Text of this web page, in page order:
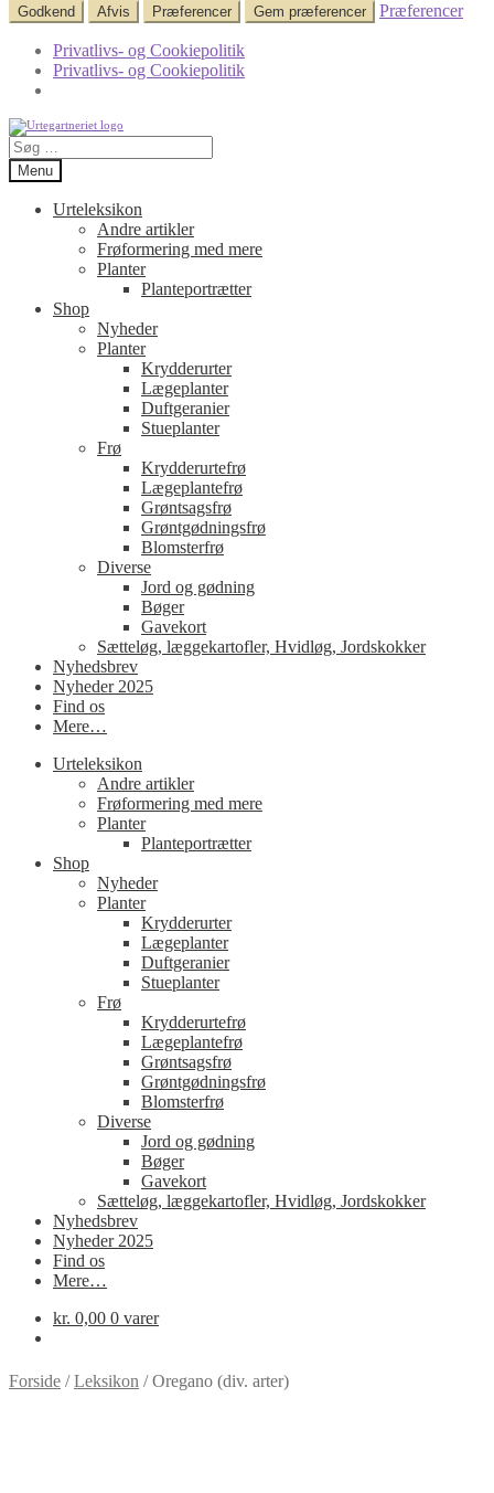
Godkend Afvis Præferencer Gem præferencer Præferencer
Privatlivs- og Cookiepolitik
Privatlivs- og Cookiepolitik
Spring
til
navigation
Spring
til
indhold
Søg
efter:
Menu
Urteleksikon
Andre artikler
Frøformering med mere
Planter
Planteportrætter
Shop
Nyheder
Planter
Krydderurter
Lægeplanter
Duftgeranier
Stueplanter
Frø
Krydderurtefrø
Lægeplantefrø
Grøntsagsfrø
Grøntgødningsfrø
Blomsterfrø
Diverse
Jord og gødning
Bøger
Gavekort
Sætteløg, læggekartofler, Hvidløg, Jordskokker
Nyhedsbrev
Nyheder 2025
Find os
Mere…
Urteleksikon
Andre artikler
Frøformering med mere
Planter
Planteportrætter
Shop
Nyheder
Planter
Krydderurter
Lægeplanter
Duftgeranier
Stueplanter
Frø
Krydderurtefrø
Lægeplantefrø
Grøntsagsfrø
Grøntgødningsfrø
Blomsterfrø
Diverse
Jord og gødning
Bøger
Gavekort
Sætteløg, læggekartofler, Hvidløg, Jordskokker
Nyhedsbrev
Nyheder 2025
Find os
Mere…
kr. 0,00 0 varer
Forside /Leksikon /Oregano (div. arter)